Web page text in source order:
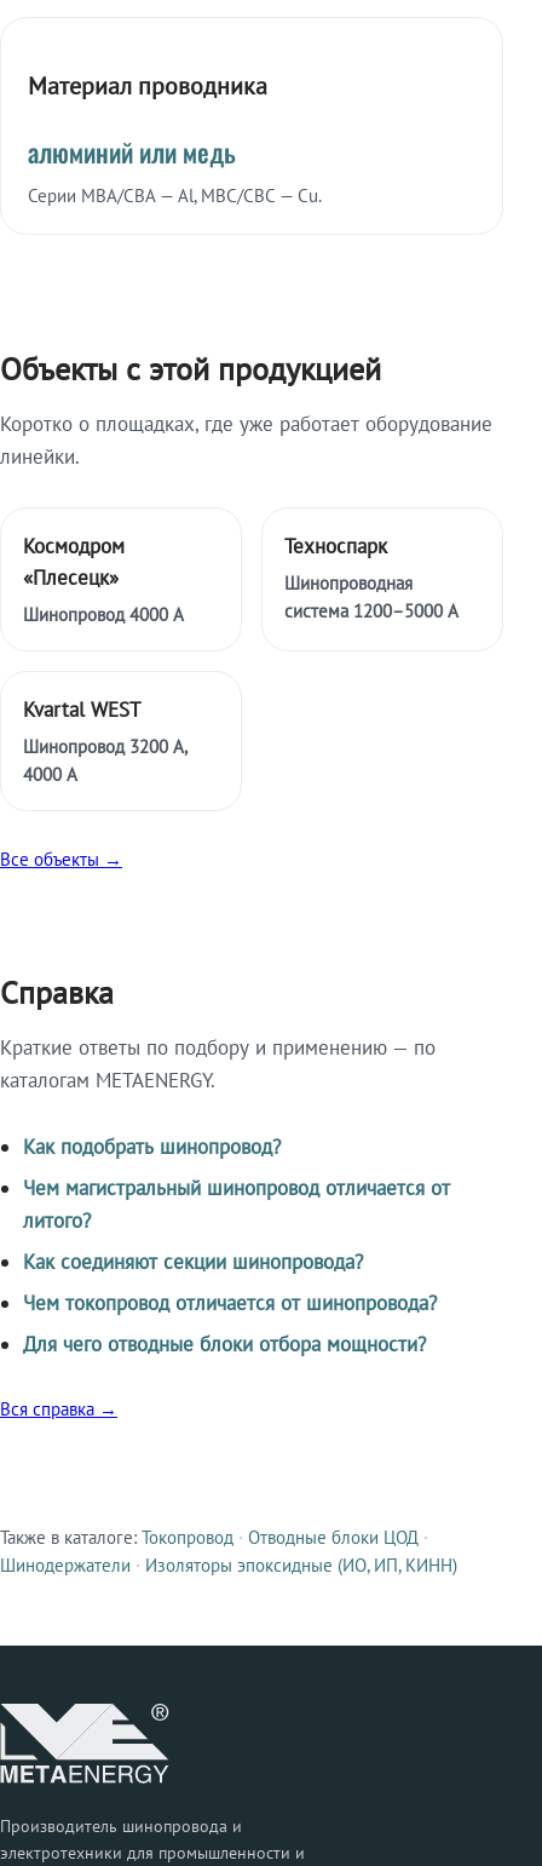
Материал проводника
алюминий или медь
Серии МВА/СВА — Al, МВС/СВС — Cu.
Объекты с этой продукцией
Коротко о площадках, где уже работает оборудование
линейки.
Космодром
«Плесецк»
Шинопровод 4000 А
Техноспарк
Шинопроводная
система 1200–5000 А
Kvartal WEST
Шинопровод 3200 А,
4000 А
Все объекты →
Справка
Краткие ответы по подбору и применению — по
каталогам METAENERGY.
Как подобрать шинопровод?
Чем магистральный шинопровод отличается от
литого?
Как соединяют секции шинопровода?
Чем токопровод отличается от шинопровода?
Для чего отводные блоки отбора мощности?
Вся справка →
Смежные продукты
Также в каталоге: Токопровод · Отводные блоки ЦОД ·
Шинодержатели · Изоляторы эпоксидные (ИО, ИП, КИНН)
Производитель шинопровода и
электротехники для промышленности и